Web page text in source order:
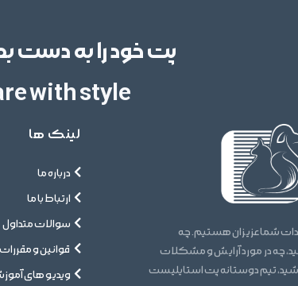
پت خود را به دست
with style
شما عزیزان هستیم. چه
چه در مورد آرایش و مشکلات
تیم دوستانه پت استایلیست
لینک ها
درباره ما
ارتباط با ما
سوالات متداول
قوانین و مقررات
ویدیو های